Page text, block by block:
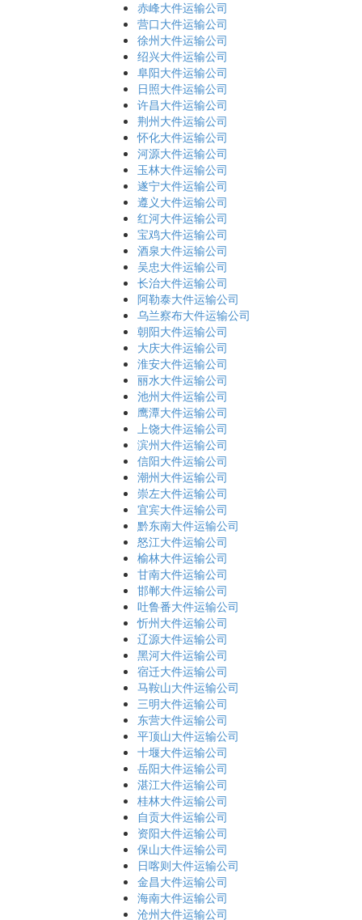
赤峰大件运输公司
营口大件运输公司
徐州大件运输公司
绍兴大件运输公司
阜阳大件运输公司
日照大件运输公司
许昌大件运输公司
荆州大件运输公司
怀化大件运输公司
河源大件运输公司
玉林大件运输公司
遂宁大件运输公司
遵义大件运输公司
红河大件运输公司
宝鸡大件运输公司
酒泉大件运输公司
吴忠大件运输公司
长治大件运输公司
阿勒泰大件运输公司
乌兰察布大件运输公司
朝阳大件运输公司
大庆大件运输公司
淮安大件运输公司
丽水大件运输公司
池州大件运输公司
鹰潭大件运输公司
上饶大件运输公司
滨州大件运输公司
信阳大件运输公司
潮州大件运输公司
崇左大件运输公司
宜宾大件运输公司
黔东南大件运输公司
怒江大件运输公司
榆林大件运输公司
甘南大件运输公司
邯郸大件运输公司
吐鲁番大件运输公司
忻州大件运输公司
辽源大件运输公司
黑河大件运输公司
宿迁大件运输公司
马鞍山大件运输公司
三明大件运输公司
东营大件运输公司
平顶山大件运输公司
十堰大件运输公司
岳阳大件运输公司
湛江大件运输公司
桂林大件运输公司
自贡大件运输公司
资阳大件运输公司
保山大件运输公司
日喀则大件运输公司
金昌大件运输公司
海南大件运输公司
沧州大件运输公司